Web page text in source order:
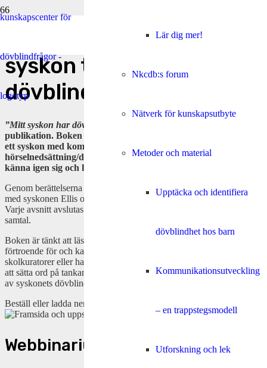
Lär dig mer!
Nkcdb:s forum
Nätverk för kunskapsutbyte
Metoder och material
Upptäcka och identifiera
dövblindhet hos barn
Kommunikationsutveckling
– en trappstegsmodell
Utforskning och lek
Ny bok om att vara
syskon till någon med
dövblindhet
”Mitt syskon har dövblindhet”
publikation. Boken riktar sig främst till barn och unga som har
ett syskon med kombinerad syn- och
hörselnedsättning/dövblindhet, men även vuxna syskon kan
känna igen sig och ha nytta av innehållet.
Genom berättelserna om Billie och Mika får läsaren en inblick i livet
med syskonen Ellis och Love, som båda lever med dövblindhet.
Varje avsnitt avslutas med frågor som uppmuntrar till reflektion och
samtal.
Boken är tänkt att läsas tillsammans med en vuxen som syskonet har
förtroende för och kan även fungera som samtalsstöd för exempelvis
skolkuratorer eller habiliteringspersonal. Målet är att hjälpa syskon
att sätta ord på tankar, känslor och frågor som kan uppstå på grund
av syskonets dövblindhet.
Beställ eller ladda ner boken
Webbinarium 11 september